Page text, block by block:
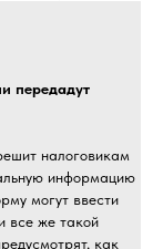
передадут
налоговикам
информацию
могут ввести
все же такой
как